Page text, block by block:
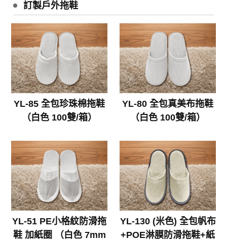
訂製戶外拖鞋
YL-85 全包珍珠棉拖鞋
（白色 100雙/箱）
YL-80 全包真美布拖鞋
（白色 100雙/箱）
YL-51 PE小格紋防滑拖
鞋 加紙圈 （白色 7mm
YL-130 (米色) 全包帆布
+POE淋膜防滑拖鞋+紙